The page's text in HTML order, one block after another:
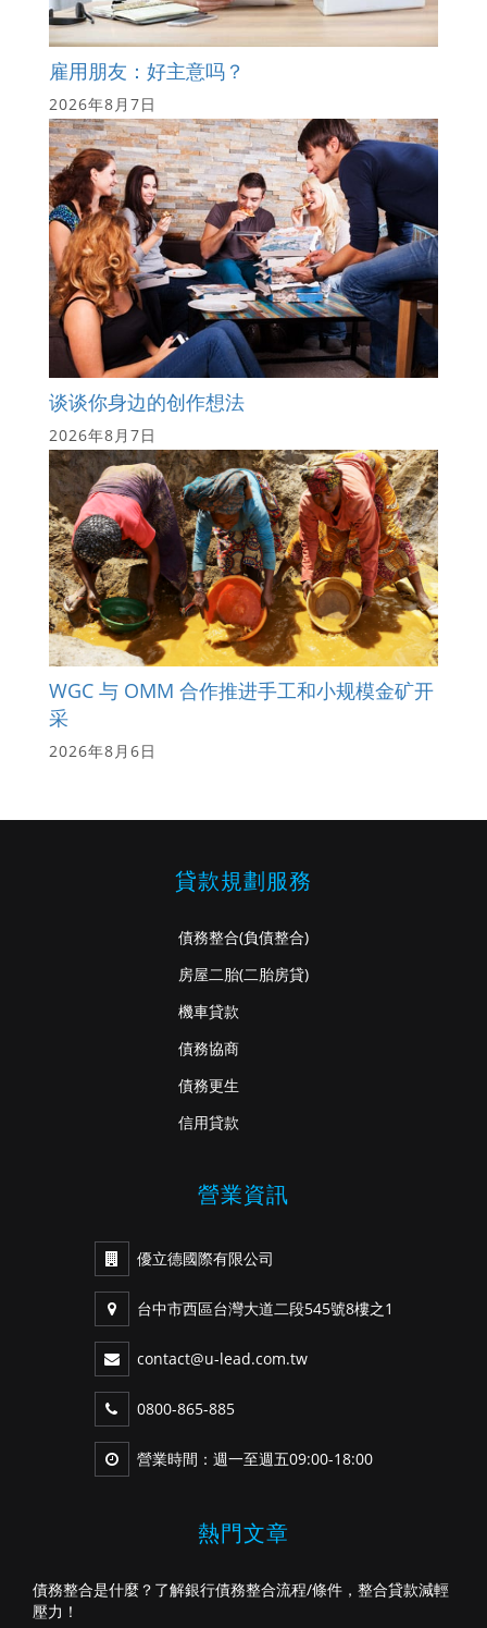
雇用朋友：好主意吗？
2026年8月7日
谈谈你身边的创作想法
2026年8月7日
WGC 与 OMM 合作推进手工和小规模金矿开
采
2026年8月6日
貸款規劃服務
債務整合(負債整合)
房屋二胎(二胎房貸)
機車貸款
債務協商
債務更生
信用貸款
營業資訊
優立德國際有限公司
台中市西區台灣大道二段545號8樓之1
contact@u-lead.com.tw
0800-865-885
營業時間：週一至週五09:00-18:00
熱門文章
債務整合是什麼？了解銀行債務整合流程/條件，整合貸款減輕
壓力！